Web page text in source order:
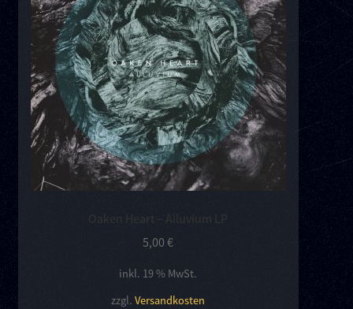
Kontakt
Links
Oaken Heart – Alluvium LP
5,00€
inkl. 19 % MwSt.
zzgl.Versandkosten